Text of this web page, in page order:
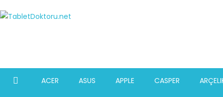
to
ACER ASUS APPLE CASPER